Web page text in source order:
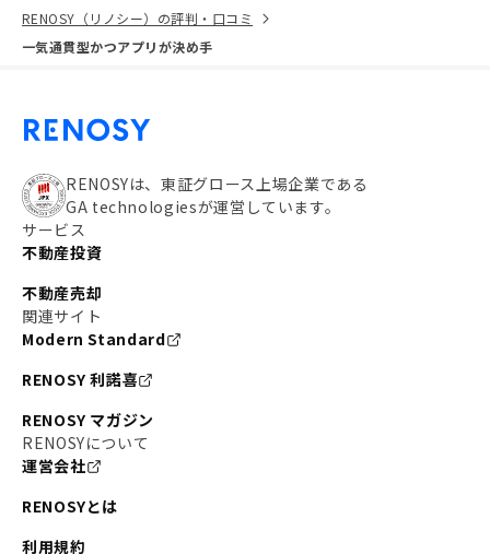
RENOSY（リノシー）の評判・口コミ
一気通貫型かつアプリが決め手
RENOSYは、東証グロース上場企業である
GA technologiesが運営しています。
サービス
不動産投資
不動産売却
関連サイト
Modern Standard
RENOSY 利諾喜
RENOSY マガジン
RENOSYについて
運営会社
RENOSYとは
利用規約